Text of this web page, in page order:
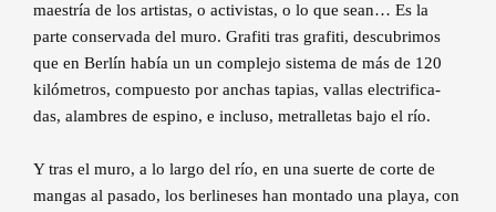
maestría de los artistas, o activistas, o lo que sean… Es la
parte conservada del muro. Grafiti tras grafiti, descubrimos
que en Berlín había un un complejo sistema de más de 120
kilómetros, compuesto por anchas tapias, vallas electrifica-
das, alambres de espino, e incluso, metralletas bajo el río.
Y tras el muro, a lo largo del río, en una suerte de corte de
mangas al pasado, los berlineses han montado una playa, con